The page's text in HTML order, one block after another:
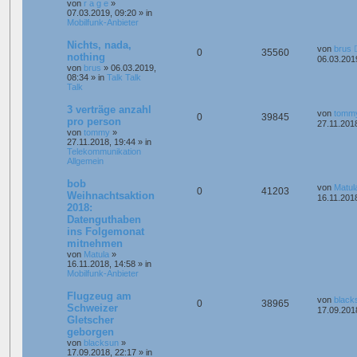
von r a g e »
07.03.2019, 09:20 » in
Mobilfunk-Anbieter
Nichts, nada,
nothing
von brus » 06.03.2019,
08:34 » in Talk Talk
Talk
0 35560 von brus
3 verträge anzahl
pro person
von tommy »
27.11.2018, 19:44 » in
Telekommunikation
Allgemein
0 39845 von
bob
Weihnachtsaktion
2018:
Datenguthaben
ins Folgemonat
mitnehmen
von Matula »
16.11.2018, 14:58 » in
Mobilfunk-Anbieter
0 41203 von
Flugzeug am
Schweizer
Gletscher
geborgen
von blacksun »
17.09.2018, 22:17 » in
0 38965 von